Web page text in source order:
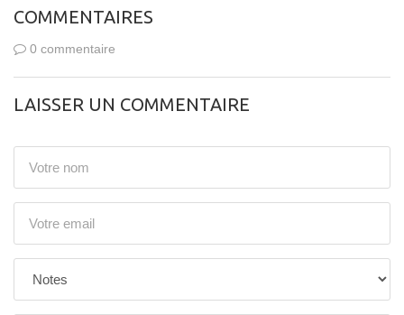
COMMENTAIRES
0 commentaire
LAISSER UN COMMENTAIRE